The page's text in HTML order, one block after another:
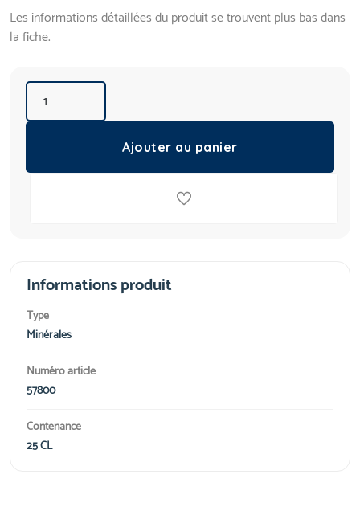
Les informations détaillées du produit se trouvent plus bas dans
la fiche.
Ajouter au panier
Informations produit
Type
Minérales
Numéro article
57800
Contenance
25 CL